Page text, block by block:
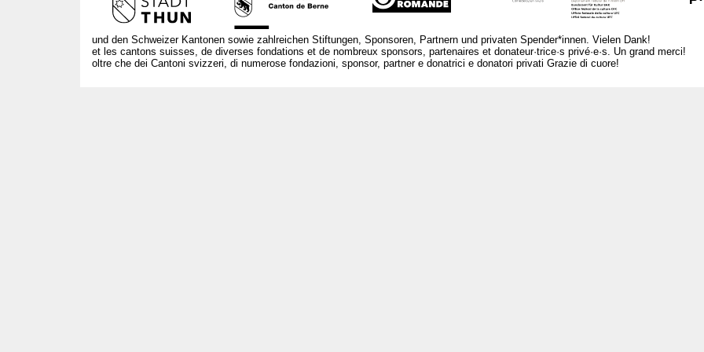
und den Schweizer Kantonen sowie zahlreichen Stiftungen, Sponsoren, Partnern und privaten Spender*innen. Vielen Dank!
et les cantons suisses, de diverses fondations et de nombreux sponsors, partenaires et donateur·trice·s privé·e·s. Un grand merci!
oltre che dei Cantoni svizzeri, di numerose fondazioni, sponsor, partner e donatrici e donatori privati Grazie di cuore!